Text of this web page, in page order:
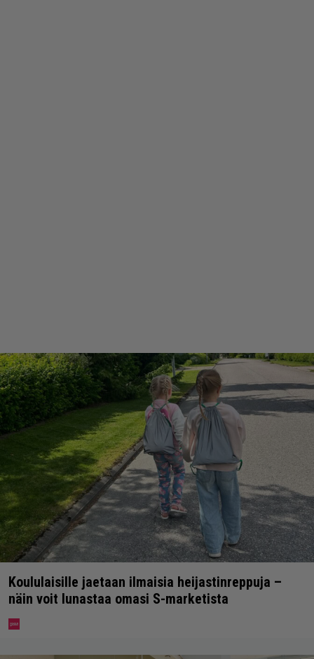
Koululaisille jaetaan ilmaisia heijastinreppuja –
näin voit lunastaa omasi S-marketista